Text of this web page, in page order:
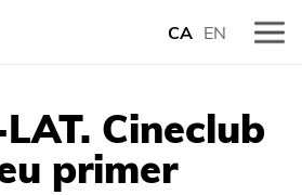
CA EN
Cineclub
primer